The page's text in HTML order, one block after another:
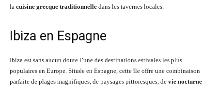
la cuisine grecque traditionnelle dans les tavernes locales.
Ibiza en Espagne
Ibiza est sans aucun doute l’une des destinations estivales les plus
populaires en Europe. Située en Espagne, cette île offre une combinaison
parfaite de plages magnifiques, de paysages pittoresques, de vie nocturne